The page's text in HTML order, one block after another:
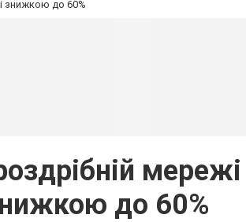
знижкою до 60%
мережі
до 60%